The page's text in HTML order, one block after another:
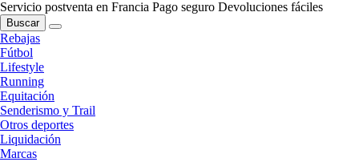
Servicio postventa en Francia Pago seguro Devoluciones fáciles
Buscar
Rebajas
Fútbol
Lifestyle
Running
Equitación
Senderismo y Trail
Otros deportes
Liquidación
Marcas